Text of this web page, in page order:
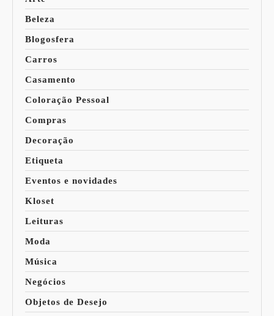
Beleza
Blogosfera
Carros
Casamento
Coloração Pessoal
Compras
Decoração
Etiqueta
Eventos e novidades
Kloset
Leituras
Moda
Música
Negócios
Objetos de Desejo